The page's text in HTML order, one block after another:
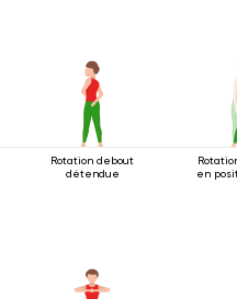
Rotation debout
détendue
en